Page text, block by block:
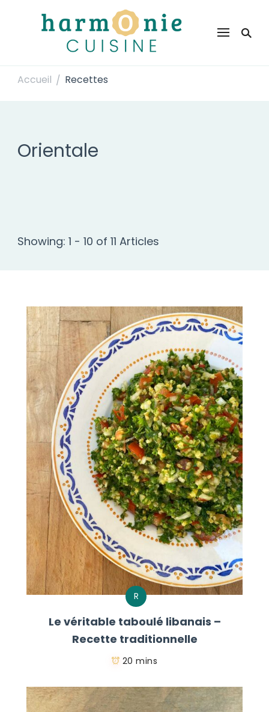
Harmonie Cuisine
Accueil / Recettes
Orientale
Showing: 1 - 10 of 11 Articles
R
Le véritable taboulé libanais –
Recette traditionnelle
20 mins